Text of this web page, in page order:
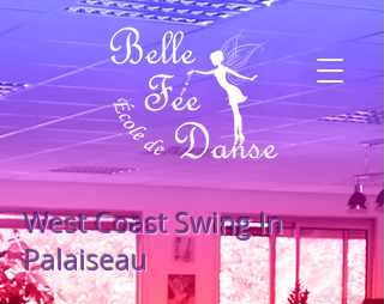
West Coast Swing In
Palaiseau